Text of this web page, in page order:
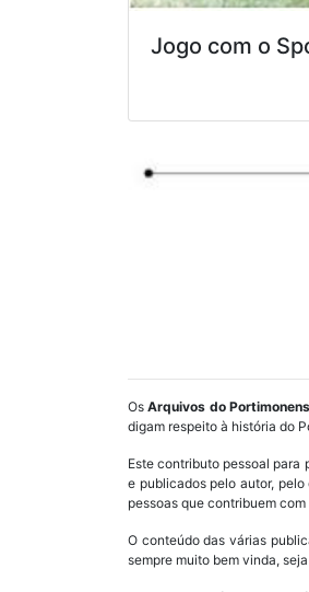
Jogo com o
OsArquivos do
digam respeito à história do
Este contributo pessoal para
e publicados pelo autor,
pessoas que contribuem
O conteúdo das várias
sempre muito bem vinda,